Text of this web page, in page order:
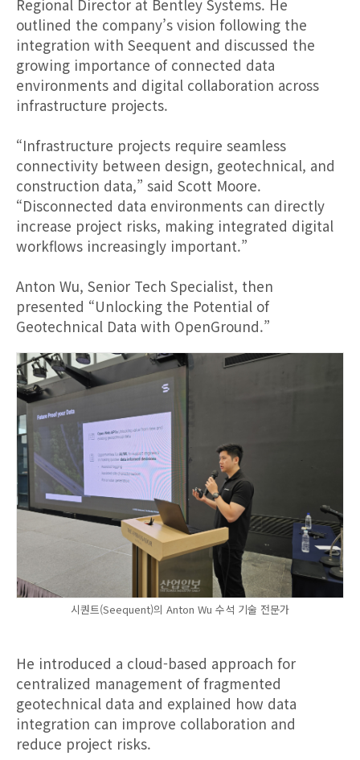
Regional Director at Bentley Systems. He
outlined the company’s vision following the
integration with Seequent and discussed the
growing importance of connected data
environments and digital collaboration across
infrastructure projects.
“Infrastructure projects require seamless
connectivity between design, geotechnical, and
construction data,” said Scott Moore.
“Disconnected data environments can directly
increase project risks, making integrated digital
workflows increasingly important.”
Anton Wu, Senior Tech Specialist, then
presented “Unlocking the Potential of
Geotechnical Data with OpenGround.”
시퀀트(Seequent)의 Anton Wu 수석 기술 전문가
He introduced a cloud-based approach for
centralized management of fragmented
geotechnical data and explained how data
integration can improve collaboration and
reduce project risks.